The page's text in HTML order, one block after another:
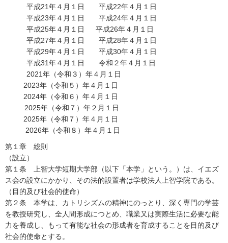
平成21年４月１日 平成22年４月１日
平成23年４月１日 平成24年４月１日
平成25年４月１日 平成26年４月１日
平成27年４月１日 平成28年４月１日
平成29年４月１日 平成30年４月１日
平成31年４月１日 令和２年４月１日
2021年（令和３）年４月１日
2023年（令和５）年４月１日
2024年（令和６）年４月１日
2025年（令和７）年２月１日
2025年（令和７）年４月１日
2026年（令和８）年４月１日
第１章 総則
（設立）
第１条 上智大学短期大学部（以下「本学」という。）は、イエズ
ス会の設立にかかり、その法的設置者は学校法人上智学院である。
（目的及び社会的使命）
第２条 本学は、カトリシズムの精神にのっとり、深く専門の学芸
を教授研究し、全人間形成につとめ、職業又は実際生活に必要な能
力を養成し、もって有能な社会の形成者を育成することを目的及び
社会的使命とする。